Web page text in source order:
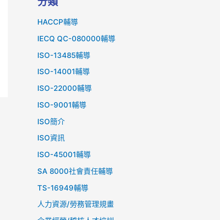
HACCP輔導
IECQ QC-080000輔導
ISO-13485輔導
ISO-14001輔導
ISO-22000輔導
ISO-9001輔導
ISO簡介
ISO資訊
lSO-45001輔導
SA 8000社會責任輔導
TS-16949輔導
人力資源/勞務管理規畫